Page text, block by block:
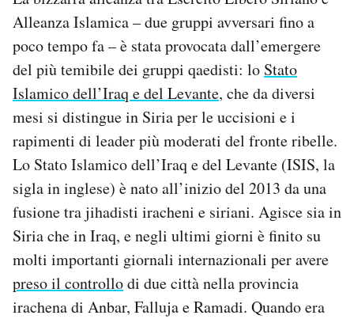
Alleanza Islamica – due gruppi avversari fino a
poco tempo fa – è stata provocata dall’emergere
del più temibile dei gruppi qaedisti: lo Stato
Islamico dell’Iraq e del Levante, che da diversi
mesi si distingue in Siria per le uccisioni e i
rapimenti di leader più moderati del fronte ribelle.
Lo Stato Islamico dell’Iraq e del Levante (ISIS, la
sigla in inglese) è nato all’inizio del 2013 da una
fusione tra jihadisti iracheni e siriani. Agisce sia in
Siria che in Iraq, e negli ultimi giorni è finito su
molti importanti giornali internazionali per avere
preso il controllodi due città nella provincia
irachena di Anbar, Falluja e Ramadi. Quando era